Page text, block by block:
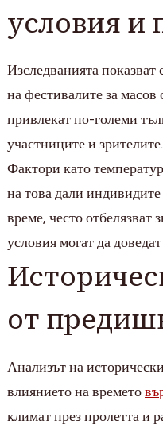
условия и
Изследванията
на фестивалите за
привлекат по-големи
участниците и зрителите.
Фактори като
на това дали
време, често отбелязват
условия могат да
от
Анализът на
влиянието на времето
климат през пролетта и